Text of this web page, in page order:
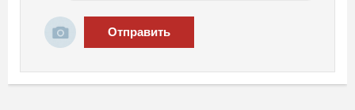
Отправить